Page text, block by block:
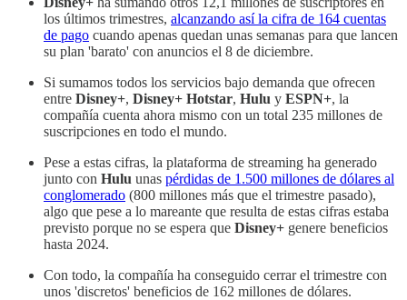
los últimos trimestres, alcanzando así la cifra de 164 cuentas
de pago cuando apenas quedan unas semanas para que lancen
su plan 'barato' con anuncios el 8 de diciembre.
Si sumamos todos los servicios bajo demanda que ofrecen
entre Disney+, Disney+ Hotstar, Hulu y ESPN+, la
compañía cuenta ahora mismo con un total 235 millones de
suscripciones en todo el mundo.
Pese a estas cifras, la plataforma de streaming ha generado
junto con Hulu unas pérdidas de 1.500 millones de dólares al
conglomerado (800 millones más que el trimestre pasado),
algo que pese a lo mareante que resulta de estas cifras estaba
previsto porque no se espera que Disney+ genere beneficios
hasta 2024.
Con todo, la compañía ha conseguido cerrar el trimestre con
unos 'discretos' beneficios de 162 millones de dólares.